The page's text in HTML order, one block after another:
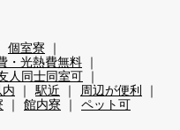
個室寮
・光熱費無料
人同士同室可
駅近
周辺が便利
館内寮 ペット可